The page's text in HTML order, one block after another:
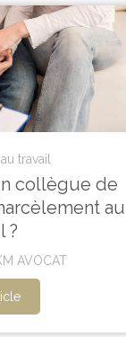
travail
collègue de
au
?
AVOCAT